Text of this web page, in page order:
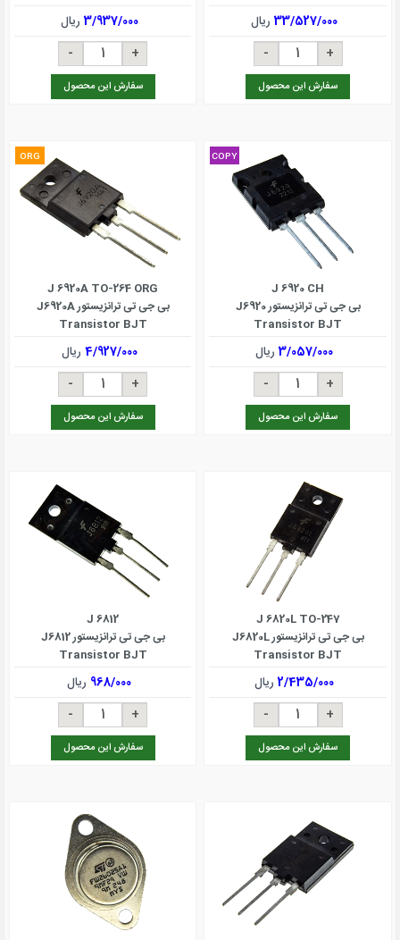
33/527/000ریال
سفارش این محصول
3/937/000ریال
سفارش این محصول
COPY
J 6920 CH
بی جی تی ترانزیستور J6920
Transistor BJT
3/057/000ریال
سفارش این محصول
ORG
J 6920A TO-264 ORG
بی جی تی ترانزیستور J6920A
Transistor BJT
4/927/000 ریال
سفارش این محصول
J 6820L TO-247
بی جی تی ترانزیستور J6820L
Transistor BJT
2/435/000ریال
سفارش این محصول
J 6812
بی جی تی ترانزیستور J6812
Transistor BJT
968/000 ریال
سفارش این محصول